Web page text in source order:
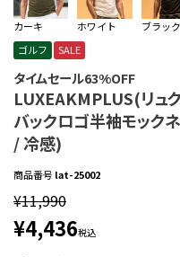
カーキ ホワイト
ブラック
ゴルフ
SALE
タイムセール63%OFF
LUXEAKMPLUS(リュ
バックロゴ半袖モック
/ 冷感)
商品番号 lat-25002
¥11,990
¥4,436税込